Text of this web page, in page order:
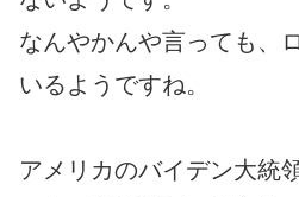
なんやかんや言っても、
いるようですね。
アメリカのバイデン大統